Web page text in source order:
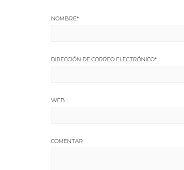
NOMBRE*
DIRECCIÓN DE CORREO ELECTRÓNICO*
WEB
COMENTAR